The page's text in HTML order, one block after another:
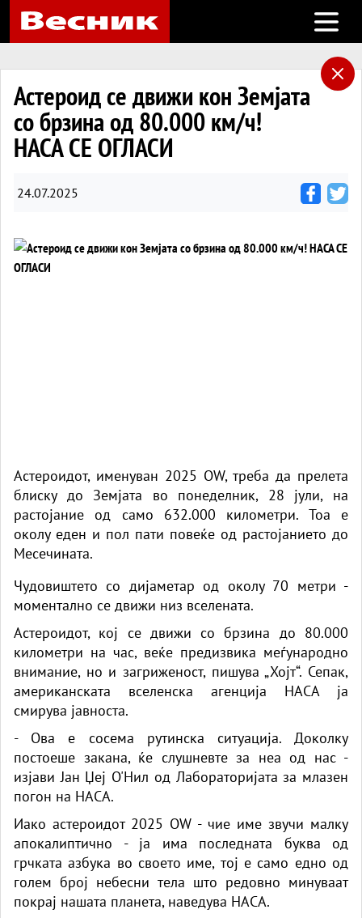
Open
Астероид се движи кон Земјата
со брзина од 80.000 км/ч!
НАСА СЕ ОГЛАСИ
24.07.2025
Астероидот, именуван 2025 OW, треба да прелета
блиску до Земјата во понеделник, 28 јули, на
растојание од само 632.000 километри. Тоа е
околу еден и пол пати повеќе од растојанието до
Месечината.
Чудовиштето со дијаметар од околу 70 метри -
моментално се движи низ вселената.
Астероидот, кој се движи со брзина до 80.000
километри на час, веќе предизвика меѓународно
внимание, но и загриженост, пишува „Хојт“. Сепак,
американската вселенска агенција НАСА ја
смирува јавноста.
- Ова е сосема рутинска ситуација. Доколку
постоеше закана, ќе слушневте за неа од нас -
изјави Јан Џеј О'Нил од Лабораторијата за млазен
погон на НАСА.
Иако астероидот 2025 OW - чие име звучи малку
апокалиптично - ја има последната буква од
грчката азбука во своето име, тој е само едно од
голем број небесни тела што редовно минуваат
покрај нашата планета, наведува НАСА.